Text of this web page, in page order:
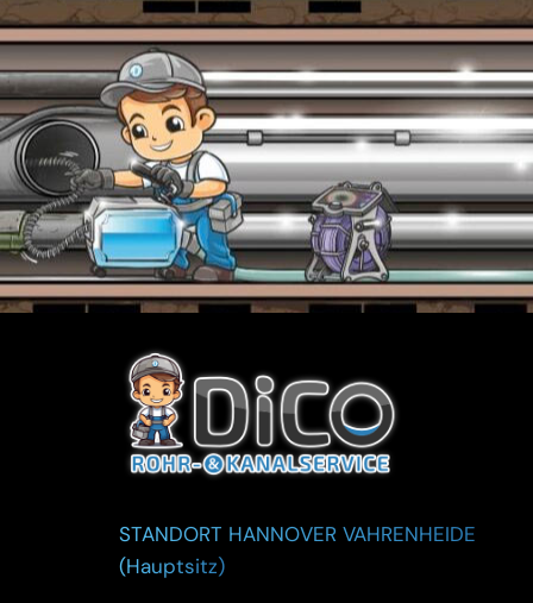
STANDORT HANNOVER VAHRENHEIDE
(Hauptsitz)